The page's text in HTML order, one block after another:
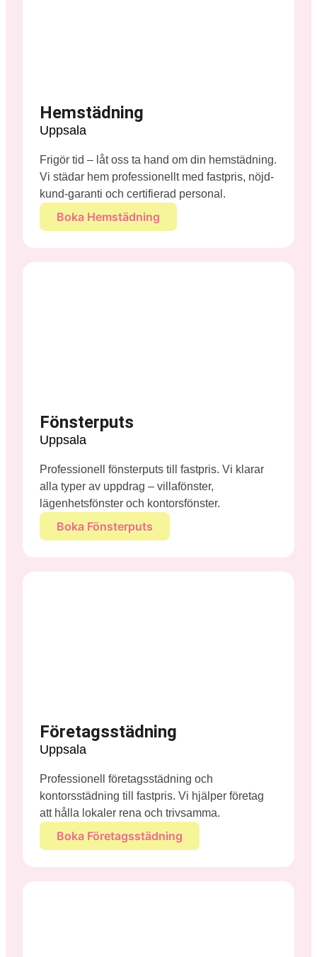
Hemstädning
Uppsala
Frigör tid – låt oss ta hand om din hemstädning.
Vi städar hem professionellt med fastpris, nöjd-
kund-garanti och certifierad personal.
Boka Hemstädning
Fönsterputs
Uppsala
Professionell fönsterputs till fastpris. Vi klarar
alla typer av uppdrag – villafönster,
lägenhetsfönster och kontorsfönster.
Boka Fönsterputs
Företagsstädning
Uppsala
Professionell företagsstädning och
kontorsstädning till fastpris. Vi hjälper företag
att hålla lokaler rena och trivsamma.
Boka Företagsstädning